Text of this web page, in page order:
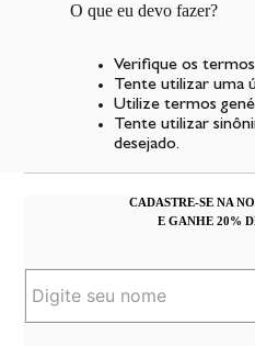
O que eu devo fazer?
Verifique os
Tente utilizar uma
Utilize termos
Tente utilizar
desejado.
CADASTRE-SE NA
E GANHE 20%